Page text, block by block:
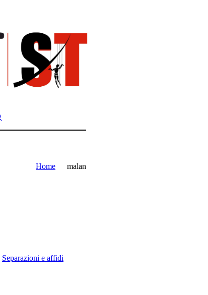
Home malan
Separazioni e affidi